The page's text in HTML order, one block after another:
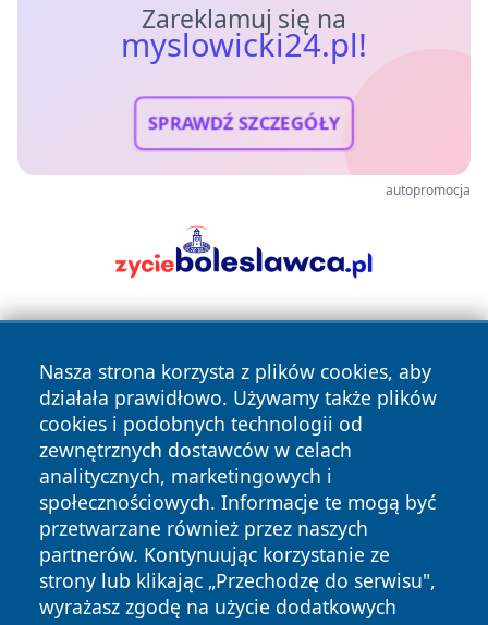
Zareklamuj się na
myslowicki24.pl!
SPRAWDŹ SZCZEGÓŁY
autopromocja
Nasza strona korzysta z plików cookies, aby
działała prawidłowo. Używamy także plików
cookies i podobnych technologii od
zewnętrznych dostawców w celach
analitycznych, marketingowych i
społecznościowych. Informacje te mogą być
przetwarzane również przez naszych
partnerów. Kontynuując korzystanie ze
strony lub klikając „Przechodzę do serwisu",
wyrażasz zgodę na użycie dodatkowych
Copyright © 2026 myslowicki24.pl Wszystkie prawa
zastrzeżone.
News Autorzy
Polityka
Prywatności
Polityka
Cookies